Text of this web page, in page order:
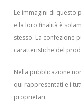
Le immagini di questo
e la loro finalità è
stesso. La confezione
caratteristiche del
Nella pubblicazione
qui rappresentati e i
proprietari.